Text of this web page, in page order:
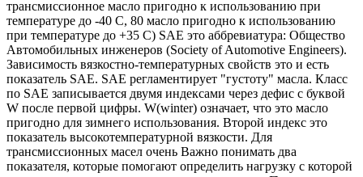
трансмиссионное масло пригодно к использованию при
температуре до -40 С, 80 масло пригодно к использованию
при температуре до +35 С) SAE это аббревиатура: Общество
Автомобильных инженеров (Society of Automotive Engineers).
Зависимость вязкостно-температурных свойств это и есть
показатель SAE. SAE регламентирует "густоту" масла. Класс
по SAE записывается двумя индексами через дефис с буквой
W после первой цифры. W(winter) означает, что это масло
пригодно для зимнего использования. Второй индекс это
показатель высокотемпературной вязкости. Для
трансмиссионных масел очень Важно понимать два
показателя, которые помогают определить нагрузку с которой